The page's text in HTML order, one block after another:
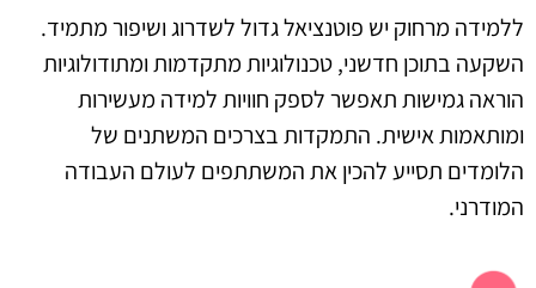
ללמידה מרחוק יש פוטנציאל גדול לשדרוג ושיפור מתמיד.
השקעה בתוכן חדשני, טכנולוגיות מתקדמות ומתודולוגיות
הוראה גמישות תאפשר לספק חוויות למידה מעשירות
ומותאמות אישית. התמקדות בצרכים המשתנים של
הלומדים תסייע להכין את המשתתפים לעולם העבודה
המודרני.